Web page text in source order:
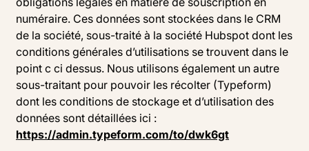
numéraire. Ces données sont stockées dans le CRM
de la société, sous-traité à la société Hubspot dont les
conditions générales d’utilisations se trouvent dans le
point c ci dessus. Nous utilisons également un autre
sous-traitant pour pouvoir les récolter (Typeform)
dont les conditions de stockage et d’utilisation des
données sont détaillées ici :
https://admin.typeform.com/to/dwk6gt